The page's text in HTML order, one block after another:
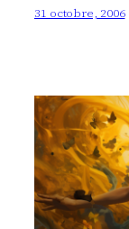
31 octobre, 2006